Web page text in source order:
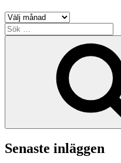
Äldre
Inlägg
Sök
efter:
Senaste inläggen